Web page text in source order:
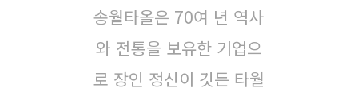
송월타올은 70여 년 역사
와 전통을 보유한 기업으
로 장인 정신이 깃든 타월